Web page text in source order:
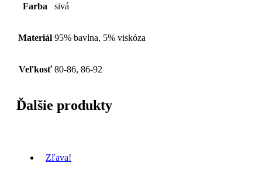
Farba sivá
Materiál 95% bavlna, 5% viskóza
Veľkosť 80-86, 86-92
Ďalšie produkty
Zľava!